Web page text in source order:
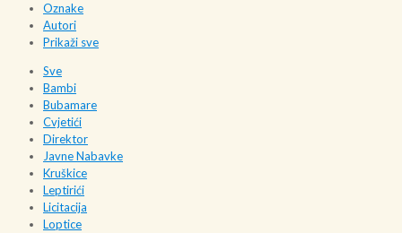
Oznake
Autori
Prikaži sve
Sve
Bambi
Bubamare
Cvjetići
Direktor
Javne Nabavke
Kruškice
Leptirići
Licitacija
Loptice